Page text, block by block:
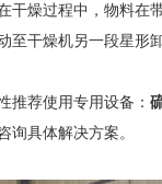
干燥过程中，物料在
至干燥机另一段星形
荐使用专用设备：
询具体解决方案。